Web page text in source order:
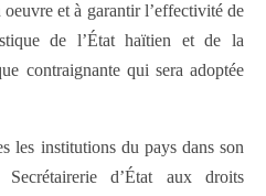
et à garantir l’effectivité de
de l’État haïtien et de la
contraignante qui sera adoptée
les institutions du pays dans son
d’État aux droits